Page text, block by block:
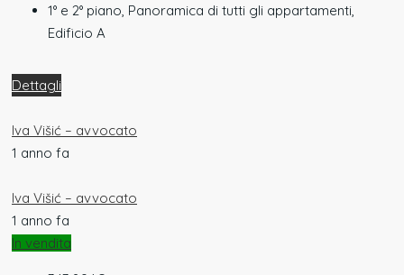
1° e 2° piano, Panoramica di tutti gli appartamenti,
Edificio A
Dettagli
Iva Višić – avvocato
1 anno fa
Iva Višić – avvocato
1 anno fa
In vendita